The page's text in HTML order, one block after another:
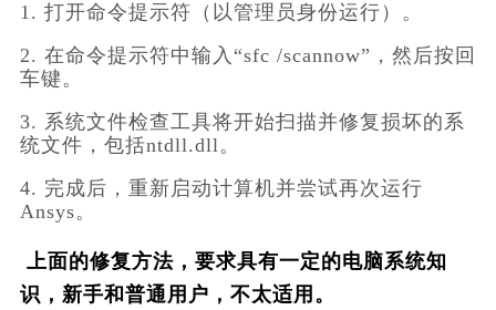
1. 打开命令提示符（以管理员身份运行）。
2. 在命令提示符中输入“sfc /scannow”，然后按回
车键。
3. 系统文件检查工具将开始扫描并修复损坏的系
统文件，包括ntdll.dll。
4. 完成后，重新启动计算机并尝试再次运行
Ansys。
上面的修复方法，要求具有一定的电脑系统知
识，新手和普通用户，不太适用。